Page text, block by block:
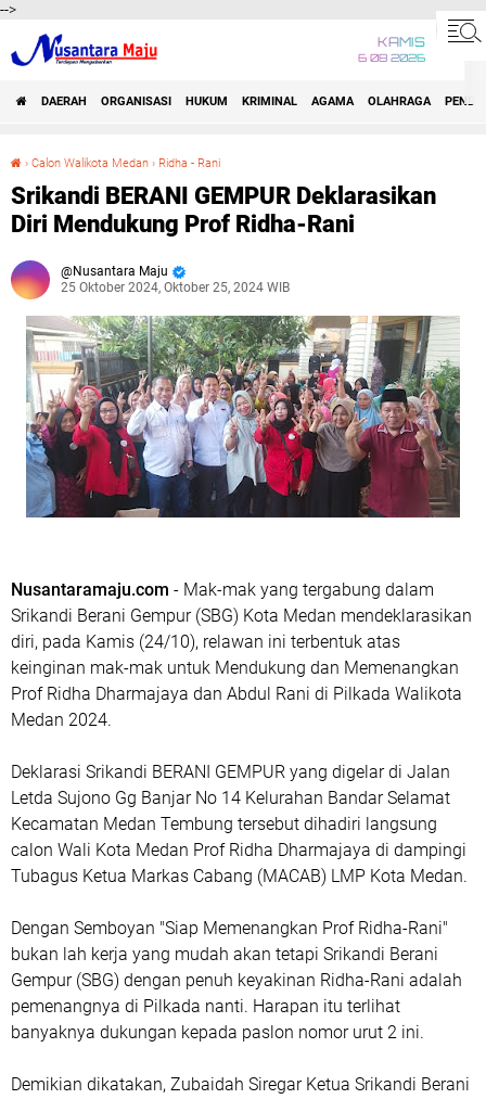
-->
KAMIS
6 08 2026
DAERAH ORGANISASI HUKUM KRIMINAL AGAMA OLAHRAGA
› Calon Walikota Medan › Ridha - Rani
Srikandi BERANI GEMPUR Deklarasikan
Diri Mendukung Prof Ridha-Rani
Nusantara Maju
25 Oktober 2024, Oktober 25, 2024 WIB
Nusantaramaju.com - Mak-mak yang tergabung dalam
Srikandi Berani Gempur (SBG) Kota Medan mendeklarasikan
diri, pada Kamis (24/10), relawan ini terbentuk atas
keinginan mak-mak untuk Mendukung dan Memenangkan
Prof Ridha Dharmajaya dan Abdul Rani di Pilkada Walikota
Medan 2024.
Deklarasi Srikandi BERANI GEMPUR yang digelar di Jalan
Letda Sujono Gg Banjar No 14 Kelurahan Bandar Selamat
Kecamatan Medan Tembung tersebut dihadiri langsung
calon Wali Kota Medan Prof Ridha Dharmajaya di dampingi
Tubagus Ketua Markas Cabang (MACAB) LMP Kota Medan.
Dengan Semboyan "Siap Memenangkan Prof Ridha-Rani"
bukan lah kerja yang mudah akan tetapi Srikandi Berani
Gempur (SBG) dengan penuh keyakinan Ridha-Rani adalah
pemenangnya di Pilkada nanti. Harapan itu terlihat
banyaknya dukungan kepada paslon nomor urut 2 ini.
Demikian dikatakan, Zubaidah Siregar Ketua Srikandi Berani